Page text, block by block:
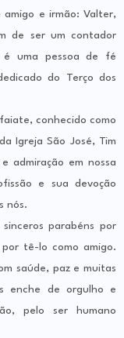
e irmão: Valter,
de ser um contador
é uma pessoa de fé
do Terço dos
conhecido como
Igreja São José, Tim
admiração em nossa
e sua devoção
nós.
parabéns por
tê-lo como amigo.
saúde, paz e muitas
enche de orgulho e
pelo ser humano